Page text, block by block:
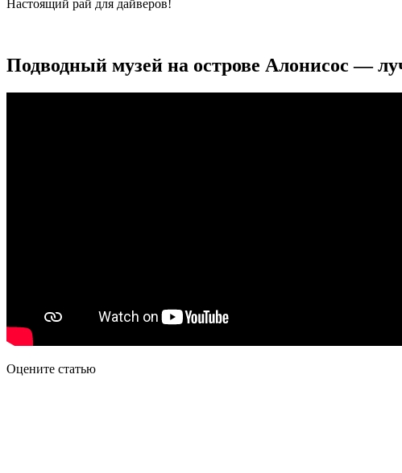
Настоящий рай для дайверов!
Подводный музей на острове Алонисос —
Оцените статью